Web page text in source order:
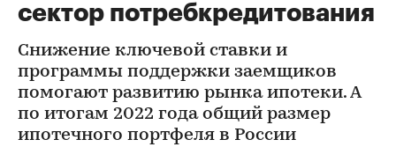
сектор потребкредитования
Снижение ключевой ставки и
программы поддержки заемщиков
помогают развитию рынка ипотеки. А
по итогам 2022 года общий размер
ипотечного портфеля в России